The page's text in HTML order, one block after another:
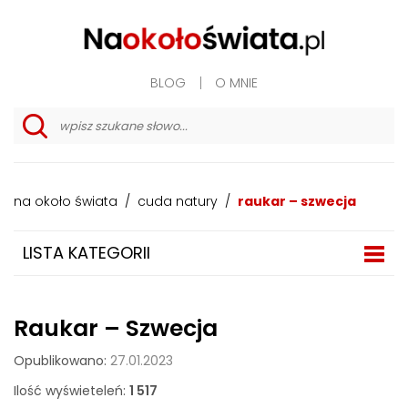
BLOG O MNIE
na około świata / cuda natury / raukar – szwecja
LISTA KATEGORII
Raukar – Szwecja
Opublikowano: 27.01.2023
Ilość wyświeteleń: 1 517